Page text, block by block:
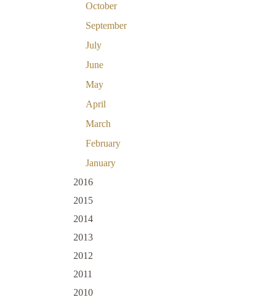
October
September
July
June
May
April
March
February
January
2016
2015
2014
2013
2012
2011
2010